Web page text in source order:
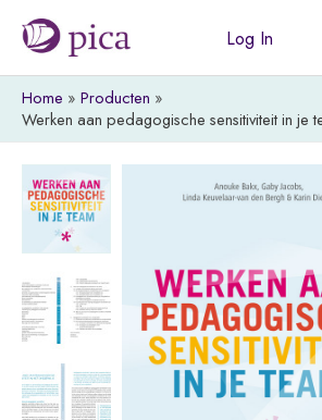
naar
de
inhoud
Log In
Home
Producten
Werken aan pedagogische sensitiviteit in je